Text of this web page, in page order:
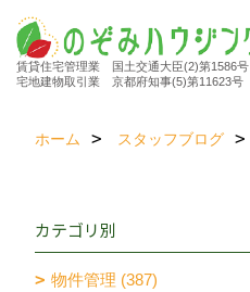
賃貸住宅管理業 国土交通大臣(2)第1586号
宅地建物取引業 京都府知事(5)第11623号
ホーム スタッフブログ
カテゴリ別
物件管理 (387)